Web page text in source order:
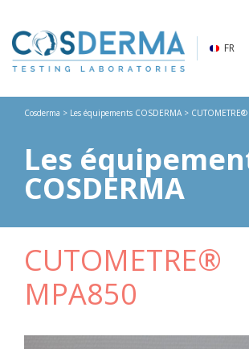
FR
Cosderma > Les équipements COSDERMA >
Les
COSDERMA
CUTOMETRE®
MPA850